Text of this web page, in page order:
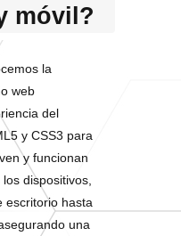
móvil?
la
web
del
y CSS3 para
y funcionan
dispositivos,
escritorio hasta
una